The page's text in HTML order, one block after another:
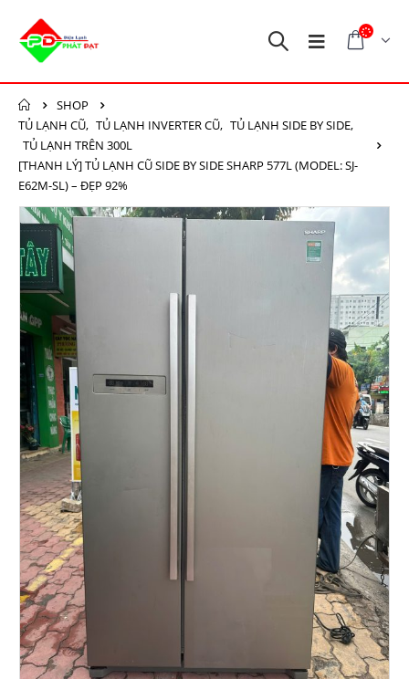
SHOP
TỦ LẠNH CŨ, TỦ LẠNH INVERTER CŨ, TỦ LẠNH SIDE BY SIDE,
TỦ LẠNH TRÊN 300L
[THANH LÝ] TỦ LẠNH CŨ SIDE BY SIDE SHARP 577L (MODEL: SJ-
E62M-SL) – ĐẸP 92%